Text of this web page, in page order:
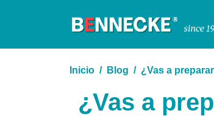
Inicio Blog ¿Vas a
¿Vas a